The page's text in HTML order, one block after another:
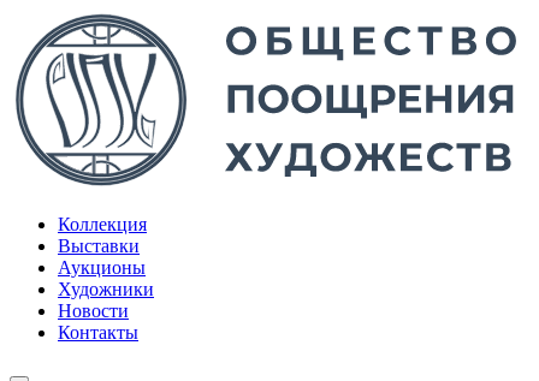
Коллекция
Выставки
Аукционы
Художники
Новости
Контакты